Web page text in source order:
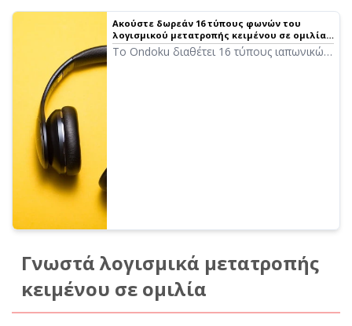
Ακούστε δωρεάν 16 τύπους φωνών του
λογισμικού μετατροπής κειμένου σε ομιλία
Ondoku. Αλλάξτε την εντύπωση με αλλαγές
στον τόνο
Το Ondoku διαθέτει 16 τύπους ιαπωνικών
Γνωστά λογισμικά μετατροπής
κειμένου σε ομιλία